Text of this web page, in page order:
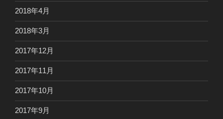
2018年4月
2018年3月
2017年12月
2017年11月
2017年10月
2017年9月